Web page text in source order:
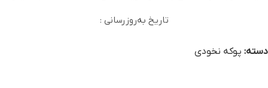
تاریخ به‌روزرسانی :
دسته: پوکه نخودی